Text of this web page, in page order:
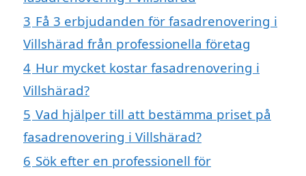
3 Få 3 erbjudanden för fasadrenovering i
Villshärad från professionella företag
4 Hur mycket kostar fasadrenovering i
Villshärad?
5 Vad hjälper till att bestämma priset på
fasadrenovering i Villshärad?
6 Sök efter en professionell för